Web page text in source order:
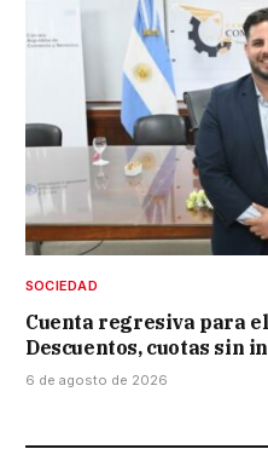
SOCIEDAD
Cuenta regresiva para
Descuentos, cuotas sin
6 de agosto de 2026